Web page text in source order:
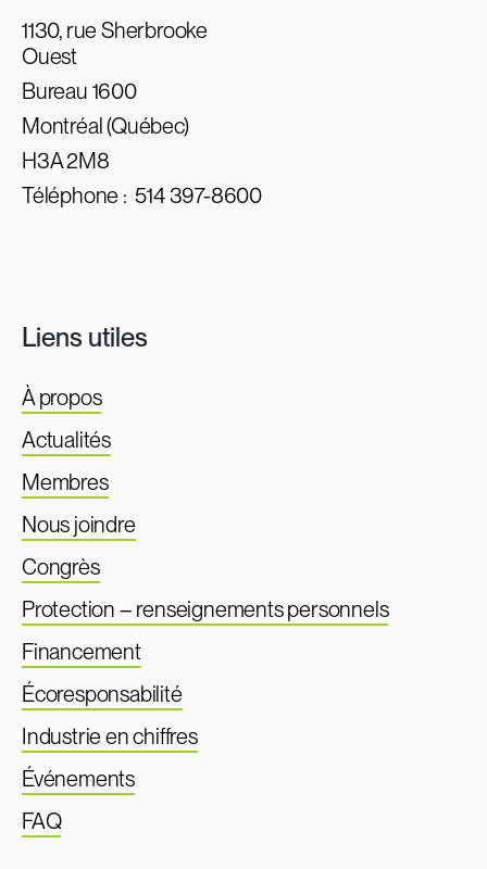
1130, rue Sherbrooke
Ouest
Bureau 1600
Montréal (Québec)
H3A 2M8
Téléphone :514 397-8600
Liens utiles
À propos
Actualités
Membres
Nous joindre
Congrès
Protection – renseignements personnels
Financement
Écoresponsabilité
Industrie en chiffres
Événements
FAQ